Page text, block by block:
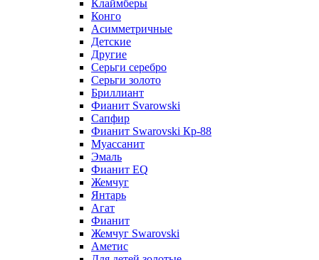
Клаймберы
Конго
Асимметричные
Детские
Другие
Серьги серебро
Серьги золото
Бриллиант
Фианит Svarowski
Сапфир
Фианит Swarovski Кр-88
Муассанит
Эмаль
Фианит EQ
Жемчуг
Янтарь
Агат
Фианит
Жемчуг Swarovski
Аметис